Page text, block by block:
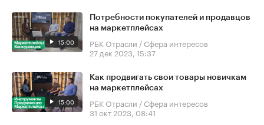
15:00
Потребности покупателей и продавцов
на маркетплейсах
РБК Отрасли / Сфера интересов
27 дек 2023, 15:37
15:00
Как продвигать свои товары новичкам
на маркетплейсах
РБК Отрасли / Сфера интересов
31 окт 2023, 08:41